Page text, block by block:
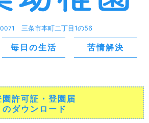
三条市本町二丁目1の56
毎日の生活 苦情解決
園許可証・登園届
のダウンロード